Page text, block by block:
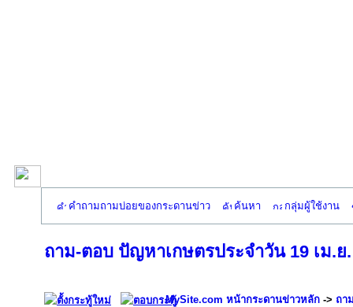
คำถามถามบ่อยของกระดานข่าว ค้นหา กลุ่มผู้ใช้งาน
ถาม-ตอบ ปัญหาเกษตรประจำวัน 19 เม.
MySite.com หน้ากระดานข่าวหลัก -> ถา